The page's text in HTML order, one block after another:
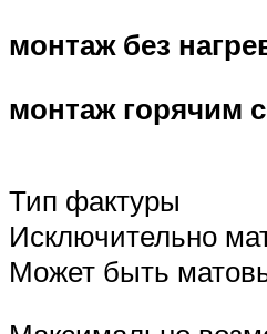
монтаж без
монтаж горячим
Тип фактуры
Исключительно
Может быть